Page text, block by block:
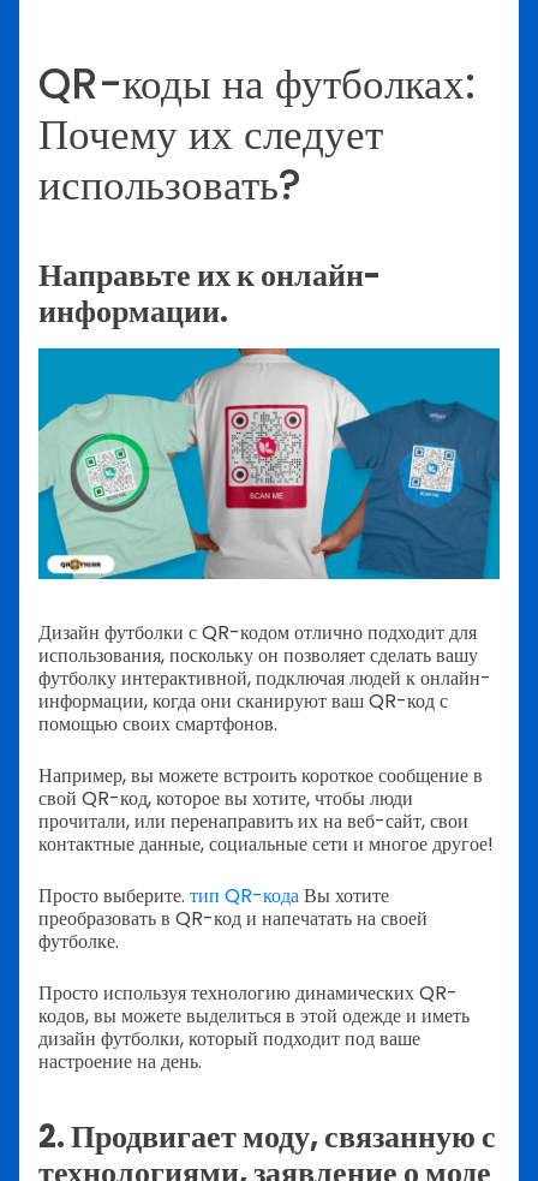
QR-коды на футболках:
Почему их следует
использовать?
Направьте их к онлайн-
информации.
Дизайн футболки с QR-кодом отлично подходит для
использования, поскольку он позволяет сделать вашу
футболку интерактивной, подключая людей к онлайн-
информации, когда они сканируют ваш QR-код с
помощью своих смартфонов.
Например, вы можете встроить короткое сообщение в
свой QR-код, которое вы хотите, чтобы люди
прочитали, или перенаправить их на веб-сайт, свои
контактные данные, социальные сети и многое другое!
Просто выберите. тип QR-кодаВы хотите
преобразовать в QR-код и напечатать на своей
футболке.
Просто используя технологию динамических QR-
кодов, вы можете выделиться в этой одежде и иметь
дизайн футболки, который подходит под ваше
настроение на день.
2. Продвигает моду, связанную с